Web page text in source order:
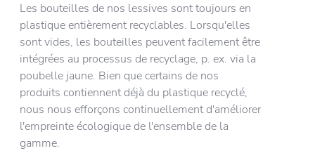
Les bouteilles de nos lessives sont toujours en
plastique entièrement recyclables. Lorsqu'elles
sont vides, les bouteilles peuvent facilement être
intégrées au processus de recyclage, p. ex. via la
poubelle jaune. Bien que certains de nos
produits contiennent déjà du plastique recyclé,
nous nous efforçons continuellement d'améliorer
l'empreinte écologique de l'ensemble de la
gamme.